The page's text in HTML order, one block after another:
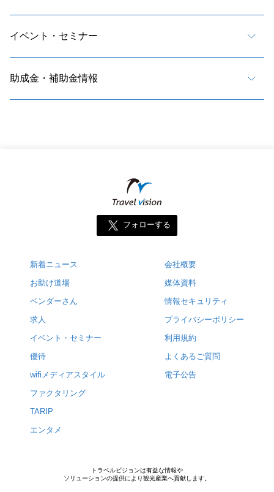
イベント・セミナー
助成金・補助金情報
フォローする
新着ニュース
お助け道場
ベンダーさん
求人
イベント・セミナー
優待
wifiメディアスタイル
ファクタリング
TARIP
エンタメ
会社概要
媒体資料
情報セキュリティ
プライバシーポリシー
利用規約
よくあるご質問
電子公告
トラベルビジョンは有益な情報や
ソリューションの提供により観光産業へ貢献します。